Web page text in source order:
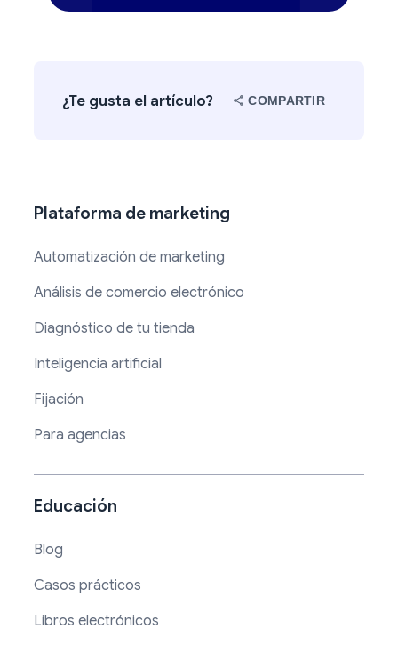
¿Te gusta el artículo? COMPARTIR
Plataforma de marketing
Automatización de marketing
Análisis de comercio electrónico
Diagnóstico de tu tienda
Inteligencia artificial
Fijación
Para agencias
Educación
Blog
Casos prácticos
Libros electrónicos